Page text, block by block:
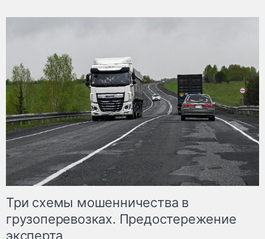
Три схемы мошенничества в
грузоперевозках. Предостережение
эксперта